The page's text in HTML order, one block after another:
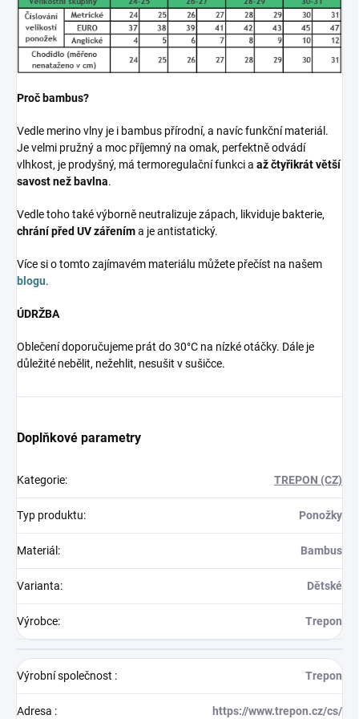
Proč bambus?
Vedle merino vlny je i bambus přírodní, a navíc funkční materiál.
Je velmi pružný a moc příjemný na omak, perfektně odvádí
vlhkost, je prodyšný, má termoregulační funkci a až čtyřikrát větší
savost než bavlna.
Vedle toho také výborně neutralizuje zápach, likviduje bakterie,
chrání před UV zářeníma je antistatický.
Více si o tomto zajímavém materiálu můžete přečíst na našem
blogu.
ÚDRŽBA
Oblečení doporučujeme prát do 30°C na nízké otáčky. Dále je
důležité nebělit, nežehlit, nesušit v sušičce.
Doplňkové parametry
Kategorie: TREPON (CZ)
Typ produktu: Ponožky
Materiál : Bambus
Varianta: Dětské
Výrobce: Trepon
Výrobní společnost : Trepon
Adresa : https://www.trepon.cz/cs/